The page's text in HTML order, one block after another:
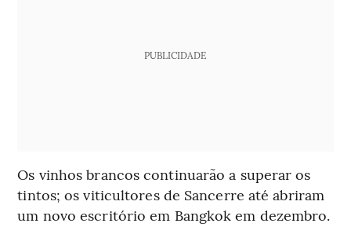
PUBLICIDADE
Os vinhos brancos continuarão a superar os
tintos; os viticultores de Sancerre até abriram
um novo escritório em Bangkok em dezembro.